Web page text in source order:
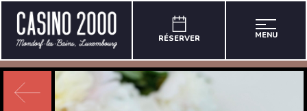
RÉSERVER MENU